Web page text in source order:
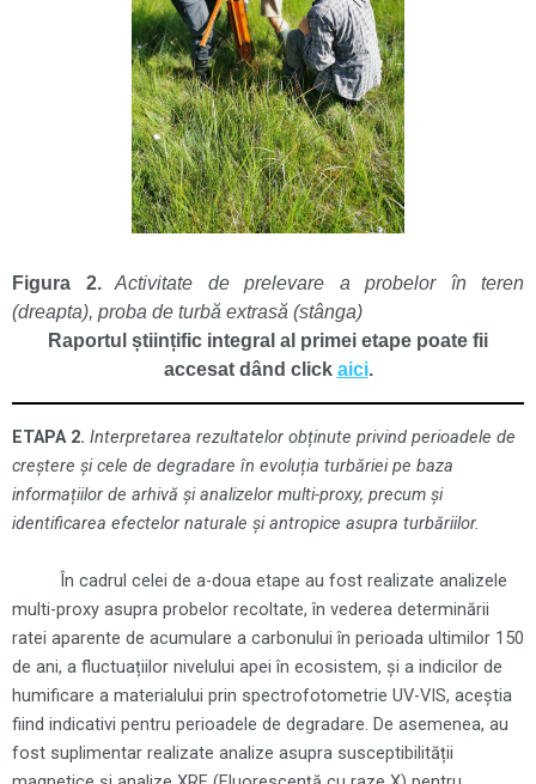
Figura 2.Activitate de prelevare a probelor în teren
(dreapta), proba de turbă extrasă (stânga)
Raportul științific integral al primei etape poate fii
accesat dând click aici.
ETAPA 2. Interpretarea rezultatelor obținute privind perioadele de
creștere și cele de degradare în evoluția turbăriei pe baza
informațiilor de arhivă și analizelor multi-proxy, precum și
identificarea efectelor naturale și antropice asupra turbăriilor.
În cadrul celei de a-doua etape au fost realizate analizele
multi-proxy asupra probelor recoltate, în vederea determinării
ratei aparente de acumulare a carbonului în perioada ultimilor 150
de ani, a fluctuațiilor nivelului apei în ecosistem, și a indicilor de
humificare a materialului prin spectrofotometrie UV-VIS, aceștia
fiind indicativi pentru perioadele de degradare. De asemenea, au
fost suplimentar realizate analize asupra susceptibilității